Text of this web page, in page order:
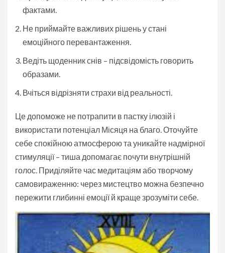
фактами.
Не приймайте важливих рішень у стані
емоційного перевантаження.
Ведіть щоденник снів – підсвідомість говорить
образами.
Вчіться відрізняти страхи від реальності.
Це допоможе не потрапити в пастку ілюзій і
використати потенціал Місяця на благо. Оточуйте
себе спокійною атмосферою та уникайте надмірної
стимуляції – тиша допомагає почути внутрішній
голос. Приділяйте час медитаціям або творчому
самовираженню: через мистецтво можна безпечно
пережити глибинні емоції й краще зрозуміти себе.